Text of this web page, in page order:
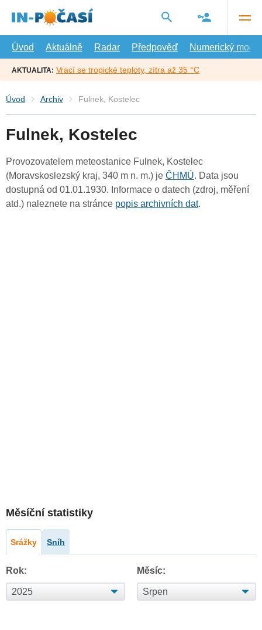
hlavní
Úvod
Aktuálně Radar Předpověď Numerický model
AKTUALITA: Vrací se tropické teploty, zítra až 35 °C
Úvod Archiv Fulnek, Kostelec
Fulnek, Kostelec
Provozovatelem meteostanice Fulnek, Kostelec
(Moravskoslezský kraj, 340 m n. m.) je ČHMÚ. Data jsou
dostupná od 01.01.1930. Informace o datech (zdroj, měření
atd.) naleznete na stránce popis archivních dat.
Měsíční statistiky
Srážky Sníh
Rok: Měsíc: